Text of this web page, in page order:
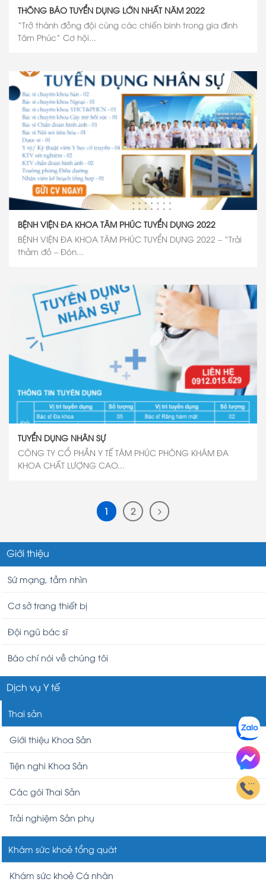
THÔNG BÁO TUYỂN DỤNG LỚN NHẤT NĂM 2022
“Trở thành đồng đội cùng các chiến binh trong gia đình
Tâm Phúc” Cơ hội...
BỆNH VIỆN ĐA KHOA TÂM PHÚC TUYỂN DỤNG 2022
BỆNH VIỆN ĐA KHOA TÂM PHÚC TUYỂN DỤNG 2022 – “Trải
thảm đỏ – Đón...
TUYỂN DỤNG NHÂN SỰ
CÔNG TY CỔ PHẦN Y TẾ TÂM PHÚC PHÒNG KHÁM ĐA
KHOA CHẤT LƯỢNG CAO...
1 2
Giới thiệu
Sứ mạng, tầm nhìn
Cơ sở trang thiết bị
Đội ngũ bác sĩ
Báo chí nói về chúng tôi
Dịch vụ Y tế
Thai sản
Giới thiệu Khoa Sản
Tiện nghi Khoa Sản
Các gói Thai Sản
Trải nghiệm Sản phụ
Khám sức khoẻ tổng quát
Khám sức khoẻ Cá nhân